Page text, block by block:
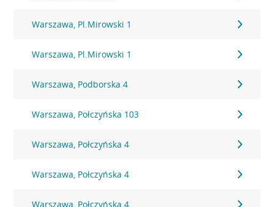
Warszawa, Pl.Mirowski 1
Warszawa, Pl.Mirowski 1
Warszawa, Podborska 4
Warszawa, Połczyńska 103
Warszawa, Połczyńska 4
Warszawa, Połczyńska 4
Warszawa, Połczyńska 4